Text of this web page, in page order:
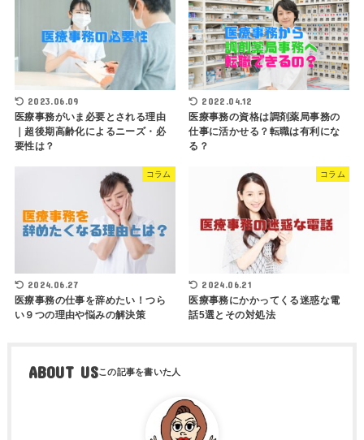
2023.06.09
医療事務がいま必要とされる理由
｜超後期高齢化によるニーズ・必
要性は？
2022.04.12
医療事務の資格は調剤薬局事務の
仕事に活かせる？転職は有利にな
る？
コラム
2024.06.27
医療事務の仕事を辞めたい！つら
い９つの理由や悩みの解決策
コラム
2024.06.21
医療事務にかかってくる迷惑な電
話5選とその対処法
ABOUT US